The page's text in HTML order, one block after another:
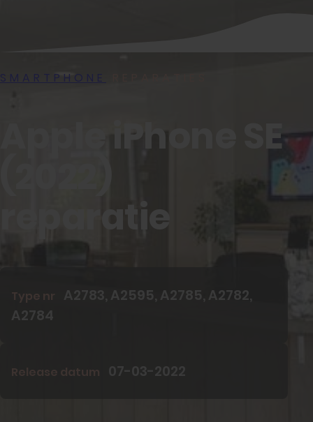
Neem contact op
Mijn account
SMARTPHONE
Apple iPhone SE
reparatie
Type nr
A2783, A2595, A2785, A2782,
A2784
Release datum 07-03-2022